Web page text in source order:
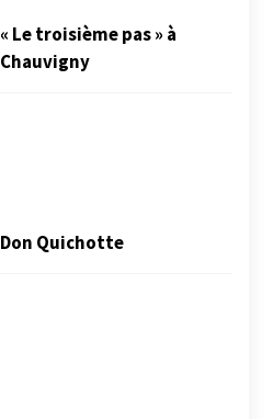
« Le troisième pas » à
Chauvigny
Don Quichotte